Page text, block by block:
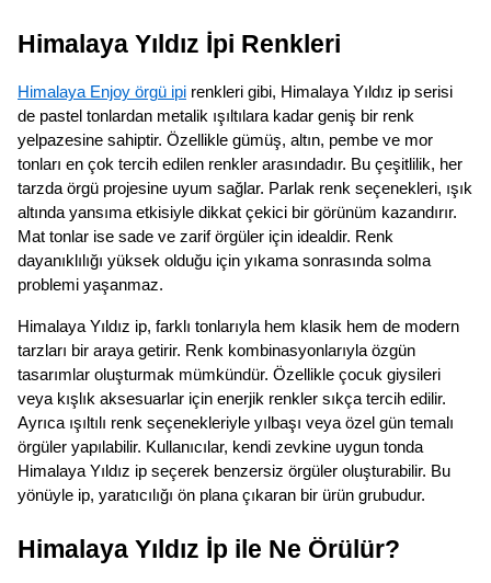
Himalaya Yıldız İpi Renkleri
Himalaya Enjoy örgü ipi renkleri gibi, Himalaya Yıldız ip serisi
de pastel tonlardan metalik ışıltılara kadar geniş bir renk
yelpazesine sahiptir. Özellikle gümüş, altın, pembe ve mor
tonları en çok tercih edilen renkler arasındadır. Bu çeşitlilik, her
tarzda örgü projesine uyum sağlar. Parlak renk seçenekleri, ışık
altında yansıma etkisiyle dikkat çekici bir görünüm kazandırır.
Mat tonlar ise sade ve zarif örgüler için idealdir. Renk
dayanıklılığı yüksek olduğu için yıkama sonrasında solma
problemi yaşanmaz.
Himalaya Yıldız ip, farklı tonlarıyla hem klasik hem de modern
tarzları bir araya getirir. Renk kombinasyonlarıyla özgün
tasarımlar oluşturmak mümkündür. Özellikle çocuk giysileri
veya kışlık aksesuarlar için enerjik renkler sıkça tercih edilir.
Ayrıca ışıltılı renk seçenekleriyle yılbaşı veya özel gün temalı
örgüler yapılabilir. Kullanıcılar, kendi zevkine uygun tonda
Himalaya Yıldız ip seçerek benzersiz örgüler oluşturabilir. Bu
yönüyle ip, yaratıcılığı ön plana çıkaran bir ürün grubudur.
Himalaya Yıldız İp ile Ne Örülür?